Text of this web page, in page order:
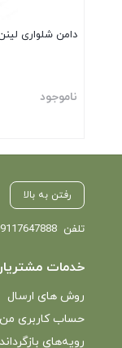
دامن شلواری
ناموجود
رفتن به بالا
تلفن
خدمات
روش های ارسال
حساب کاربری من
رویه‌های